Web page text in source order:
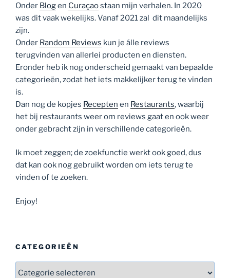
Onder Blogen Curaçaostaan mijn verhalen. In 2020
was dit vaak wekelijks. Vanaf 2021 zal dit maandelijks
zijn.
Onder Random Reviews kun je álle reviews
terugvinden van allerlei producten en diensten.
Eronder heb ik nog onderscheid gemaakt van bepaalde
categorieën, zodat het iets makkelijker terug te vinden
is.
Dan nog de kopjes Recepten en Restaurants, waarbij
het bij restaurants weer om reviews gaat en ook weer
onder gebracht zijn in verschillende categorieën.
Ik moet zeggen; de zoekfunctie werkt ook goed, dus
dat kan ook nog gebruikt worden om iets terug te
vinden of te zoeken.
Enjoy!
CATEGORIEËN